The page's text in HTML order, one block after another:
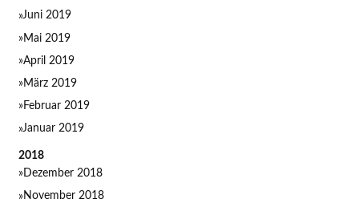
Juni 2019
Mai 2019
April 2019
März 2019
Februar 2019
Januar 2019
2018
Dezember 2018
November 2018